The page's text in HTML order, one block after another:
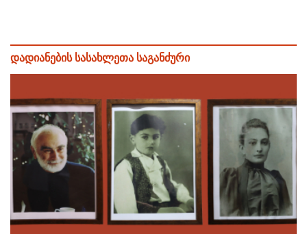
დადიანების სასახლეთა საგანძური